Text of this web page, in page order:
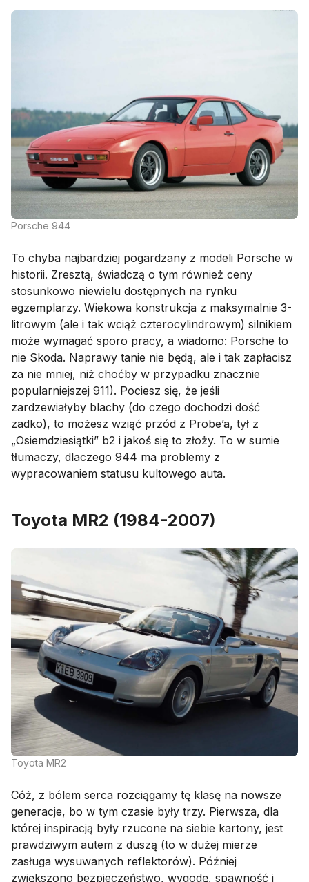
Porsche 944
To chyba najbardziej pogardzany z modeli Porsche w
historii. Zresztą, świadczą o tym również ceny
stosunkowo niewielu dostępnych na rynku
egzemplarzy. Wiekowa konstrukcja z maksymalnie 3-
litrowym (ale i tak wciąż czterocylindrowym) silnikiem
może wymagać sporo pracy, a wiadomo: Porsche to
nie Skoda. Naprawy tanie nie będą, ale i tak zapłacisz
za nie mniej, niż choćby w przypadku znacznie
popularniejszej 911). Pociesz się, że jeśli
zardzewiałyby blachy (do czego dochodzi dość
zadko), to możesz wziąć przód z Probe’a, tył z
„Osiemdziesiątki” b2 i jakoś się to złoży. To w sumie
tłumaczy, dlaczego 944 ma problemy z
wypracowaniem statusu kultowego auta.
Toyota MR2 (1984-2007)
Toyota MR2
Cóż, z bólem serca rozciągamy tę klasę na nowsze
generacje, bo w tym czasie były trzy. Pierwsza, dla
której inspiracją były rzucone na siebie kartony, jest
prawdziwym autem z duszą (to w dużej mierze
zasługa wysuwanych reflektorów). Później
zwiększono bezpieczeństwo, wygodę, spawność i